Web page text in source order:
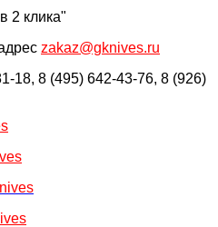
2 клика"
zakaz@gknives.ru
18, 8 (495) 642-43-76, 8 (926)